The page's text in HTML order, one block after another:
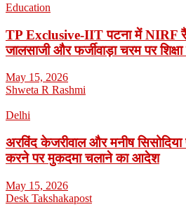
Education
TP Exclusive-IIT पटना में NIRF
जालसाजी और फर्जीवाड़ा चरम पर
May 15, 2026
Shweta R Rashmi
Delhi
अरविंद केजरीवाल और मनीष सिसोदिया
करने पर मुकदमा चलाने का आदेश
May 15, 2026
Desk Takshakapost